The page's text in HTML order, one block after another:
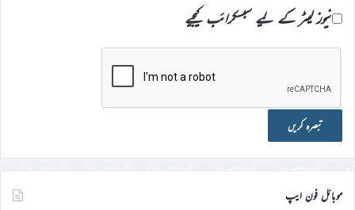
نیوز لیٹر کے لیے سبسکرائب کیجیے
موبائل فون ایپ